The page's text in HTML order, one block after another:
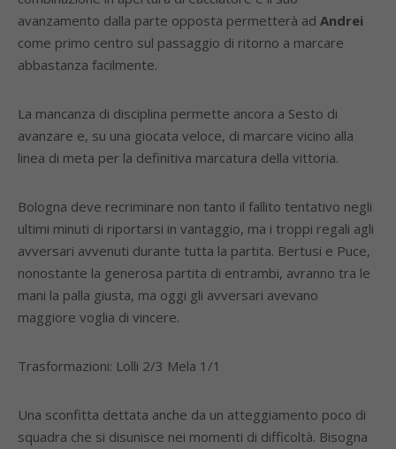
avanzamento dalla parte opposta permetterà ad Andrei
come primo centro sul passaggio di ritorno a marcare
abbastanza facilmente.
La mancanza di disciplina permette ancora a Sesto di
avanzare e, su una giocata veloce, di marcare vicino alla
linea di meta per la definitiva marcatura della vittoria.
Bologna deve recriminare non tanto il fallito tentativo negli
ultimi minuti di riportarsi in vantaggio, ma i troppi regali agli
avversari avvenuti durante tutta la partita. Bertusi e Puce,
nonostante la generosa partita di entrambi, avranno tra le
mani la palla giusta, ma oggi gli avversari avevano
maggiore voglia di vincere.
Trasformazioni: Lolli 2/3 Mela 1/1
Una sconfitta dettata anche da un atteggiamento poco di
squadra che si disunisce nei momenti di difficoltà. Bisogna